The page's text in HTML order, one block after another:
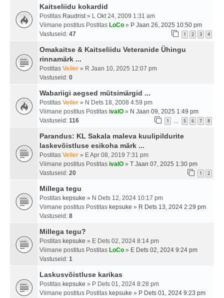
Kaitseliidu kokardid
Postitas Raudrist» L Okt 24, 2009 1:31 am
Viimane postitus Postitas LoCo » P Jaan 26, 2025 10:50 pm
Vastuseid: 47 1 2 3 4
Omakaitse & Kaitseliidu Veteranide Ühingu
rinnamärk ...
Postitas Veiler » R Jaan 10, 2025 12:07 pm
Vastuseid: 0
Wabariigi aegsed mütsimärgid ...
Postitas Veiler » N Dets 18, 2008 4:59 pm
Viimane postitus Postitas ivalO » N Jaan 09, 2025 1:49 pm
Vastuseid: 116 1 5 6 7 8
Parandus: KL Sakala maleva kuulipildurite
laskevõistluse esikoha märk ...
Postitas Veiler » E Apr 08, 2019 7:31 pm
Viimane postitus Postitas ivalO » T Jaan 07, 2025 1:30 pm
Vastuseid: 20 1 2
Millega tegu
Postitas kepsuke » N Dets 12, 2024 10:17 pm
Viimane postitus Postitas kepsuke » R Dets 13, 2024 2:29 pm
Vastuseid: 8
Millega tegu?
Postitas kepsuke » E Dets 02, 2024 8:14 pm
Viimane postitus Postitas LoCo » E Dets 02, 2024 9:24 pm
Vastuseid: 1
Laskusvõistluse karikas
Postitas kepsuke » P Dets 01, 2024 8:28 pm
Viimane postitus Postitas kepsuke » P Dets 01, 2024 9:23 pm